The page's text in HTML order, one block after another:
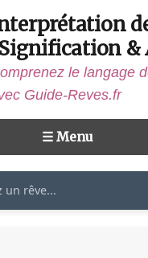
&
le langage
Guide-Reves.fr
☰ Menu